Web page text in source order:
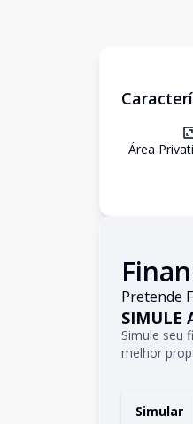
Área
Pretende
SIMULE
Simule seu
melhor
Simular